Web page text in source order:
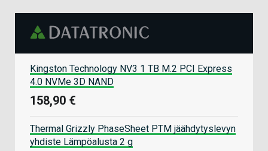
Kingston Technology NV3 1 TB M.2 PCI Express
4.0 NVMe 3D NAND
158,90 €
Thermal Grizzly PhaseSheet PTM jäähdytyslevyn
yhdiste Lämpöalusta 2 g